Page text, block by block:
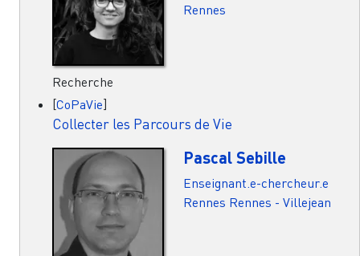
Rennes
Recherche
[CoPaVie]
Collecter les Parcours de Vie
Pascal Sebille
Enseignant.e-chercheur.e
Rennes Rennes - Villejean